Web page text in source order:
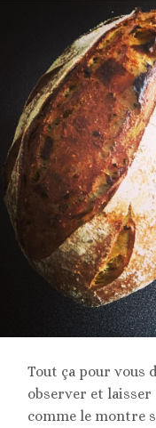
Tout ça pour vous
observer et laisser
comme le montre